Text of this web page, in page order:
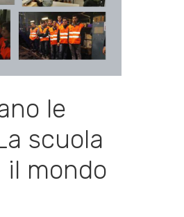
le
scuola
mondo